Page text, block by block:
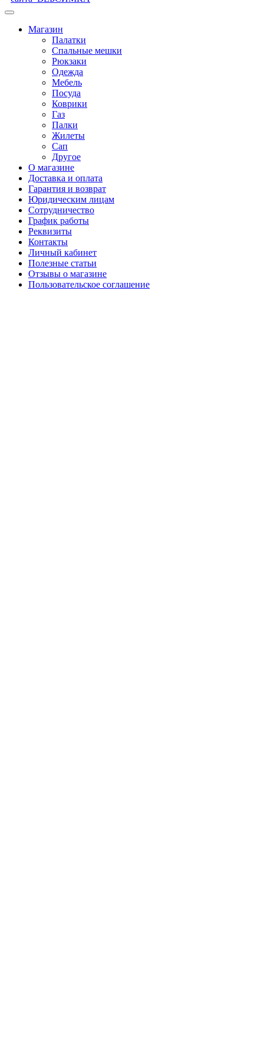
Магазин
Палатки
Спальные мешки
Рюкзаки
Одежда
Мебель
Посуда
Коврики
Газ
Палки
Жилеты
Сап
Другое
О магазине
Доставка и оплата
Гарантия и возврат
Юридическим лицам
Сотрудничество
График работы
Реквизиты
Контакты
Личный кабинет
Полезные статьи
Отзывы о магазине
Пользовательское соглашение